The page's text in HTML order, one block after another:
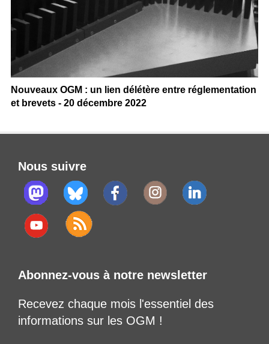
Nouveaux OGM : un lien délétère entre réglementation
et brevets - 20 décembre 2022
Nous suivre
Abonnez-vous à notre newsletter
Recevez chaque mois l'essentiel des
informations sur les OGM !